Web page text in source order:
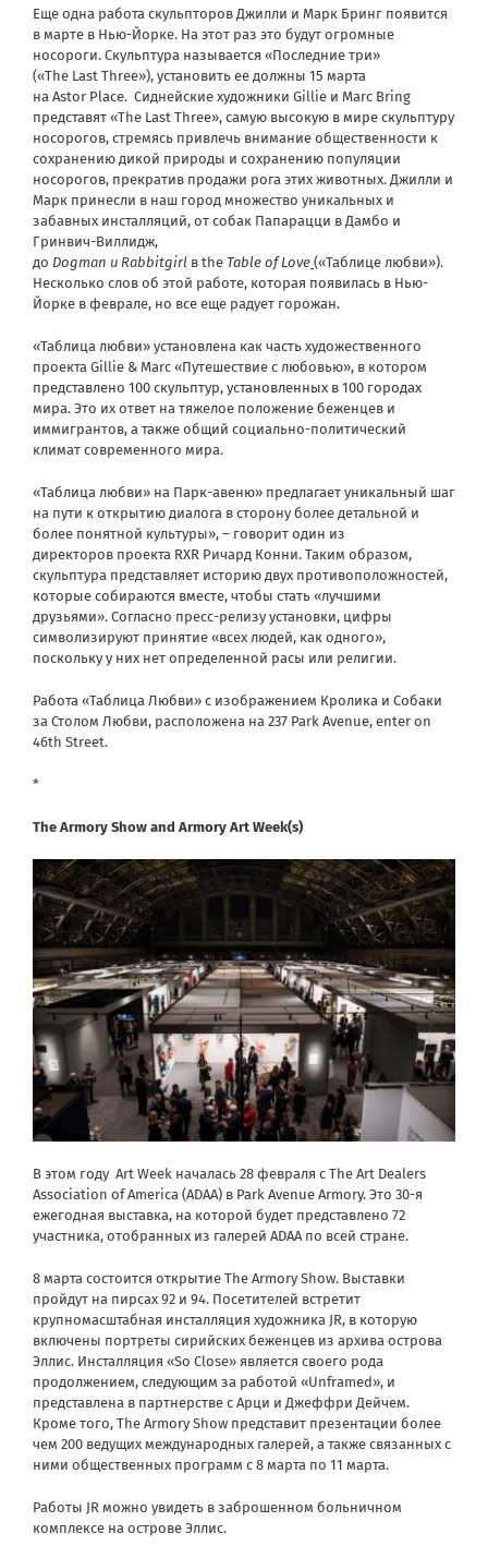
Еще одна работа скульпторов Джилли и Марк Бринг появится
в марте в Нью-Йорке. На этот раз это будут огромные
носороги. Скульптура называется «Последние три»
(«The Last Three»), установить ее должны 15 марта
на Astor Place. Сиднейские художники Gillie и Marc Bring
представят «The Last Three», самую высокую в мире скульптуру
носорогов, стремясь привлечь внимание общественности к
сохранению дикой природы и сохранению популяции
носорогов, прекратив продажи рога этих животных. Джилли и
Марк принесли в наш город множество уникальных и
забавных инсталляций, от собак Папарацци в Дамбо и
Гринвич-Виллидж,
до Dogman и Rabbitgirl в the Table of Love («Таблице любви»).
Несколько слов об этой работе, которая появилась в Нью-
Йорке в феврале, но все еще радует горожан.
«Таблица любви» установлена ​​как часть художественного
проекта Gillie & Marc «Путешествие с любовью», в котором
представлено 100 скульптур, установленных в 100 городах
мира. Это их ответ на тяжелое положение беженцев и
иммигрантов, а также общий социально-политический
климат современного мира.
«Таблица любви» на Парк-авеню» предлагает уникальный шаг
на пути к открытию диалога в сторону более детальной и
более понятной культуры», – говорит один из
директоров проекта RXR Ричард Конни. Таким образом,
скульптура представляет историю двух противоположностей,
которые собираются вместе, чтобы стать «лучшими
друзьями». Согласно пресс-релизу установки, цифры
символизируют принятие «всех людей, как одного»,
поскольку у них нет определенной расы или религии.
Работа «Таблица Любви» с изображением Кролика и Собаки
за Столом Любви, расположена на 237 Park Avenue, enter on
46th Street.
*
The Armory Show and Armory Art Week(s)
В этом году Art Week началась 28 февраля с The Art Dealers
Association of America (ADAA) в Park Avenue Armory. Это 30-я
ежегодная выставка, на которой будет представлено 72
участника, отобранных из галерей ADAA по всей стране.
8 марта состоится открытие The Armory Show. Выставки
пройдут на пирсах 92 и 94. Посетителей встретит
крупномасштабная инсталляция художника JR, в которую
включены портреты сирийских беженцев из архива острова
Эллис. Инсталляция «So Close» является своего рода
продолжением, следующим за работой «Unframed», и
представлена ​​в партнерстве с Арци и Джеффри Дейчем.
Кроме того, The Armory Show представит презентации более
чем 200 ведущих международных галерей, а также связанных с
ними общественных программ с 8 марта по 11 марта.
Работы JR можно увидеть в заброшенном больничном
комплексе на острове Эллис.